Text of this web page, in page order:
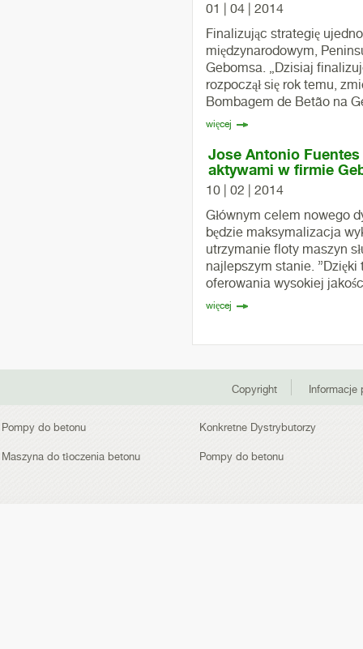
01 | 04 | 2014
Finalizując strategię
międzynarodowym,
Gebomsa. „Dzisiaj
rozpoczął się rok temu,
Bombagem de Betão na
więcej
Jose Antonio
aktywami w firmie
10 | 02 | 2014
Głównym celem nowego
będzie maksymalizacja
utrzymanie floty maszyn
najlepszym stanie.
oferowania wysokiej
więcej
Copyright Informacje
Pompy do betonu Konkretne Dystrybutorzy
Maszyna do tłoczenia betonu Pompy do betonu